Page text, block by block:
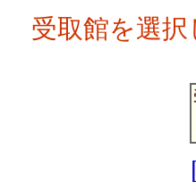
受取館を選